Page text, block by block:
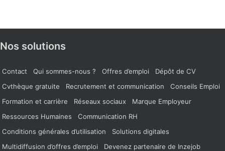
Nos solutions
Contact Qui sommes-nous ? Offres d’emploi
Dépôt de CV
Cvthèque gratuite
Recrutement et communication
Conseils Emploi
Formation et carrière
Réseaux sociaux
Marque Employeur
Ressources Humaines
Communication RH
Conditions générales d’utilisation
Solutions digitales
Multidiffusion d’offres d’emploi
Devenez partenaire de Inzejob